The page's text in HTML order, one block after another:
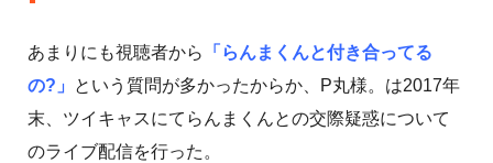
あまりにも視聴者から
「らんまくんと付き合ってる
の?」
という質問が多かったからか、P丸様。は2017年
末、ツイキャスにてらんまくんとの交際疑惑について
のライブ配信を行った。